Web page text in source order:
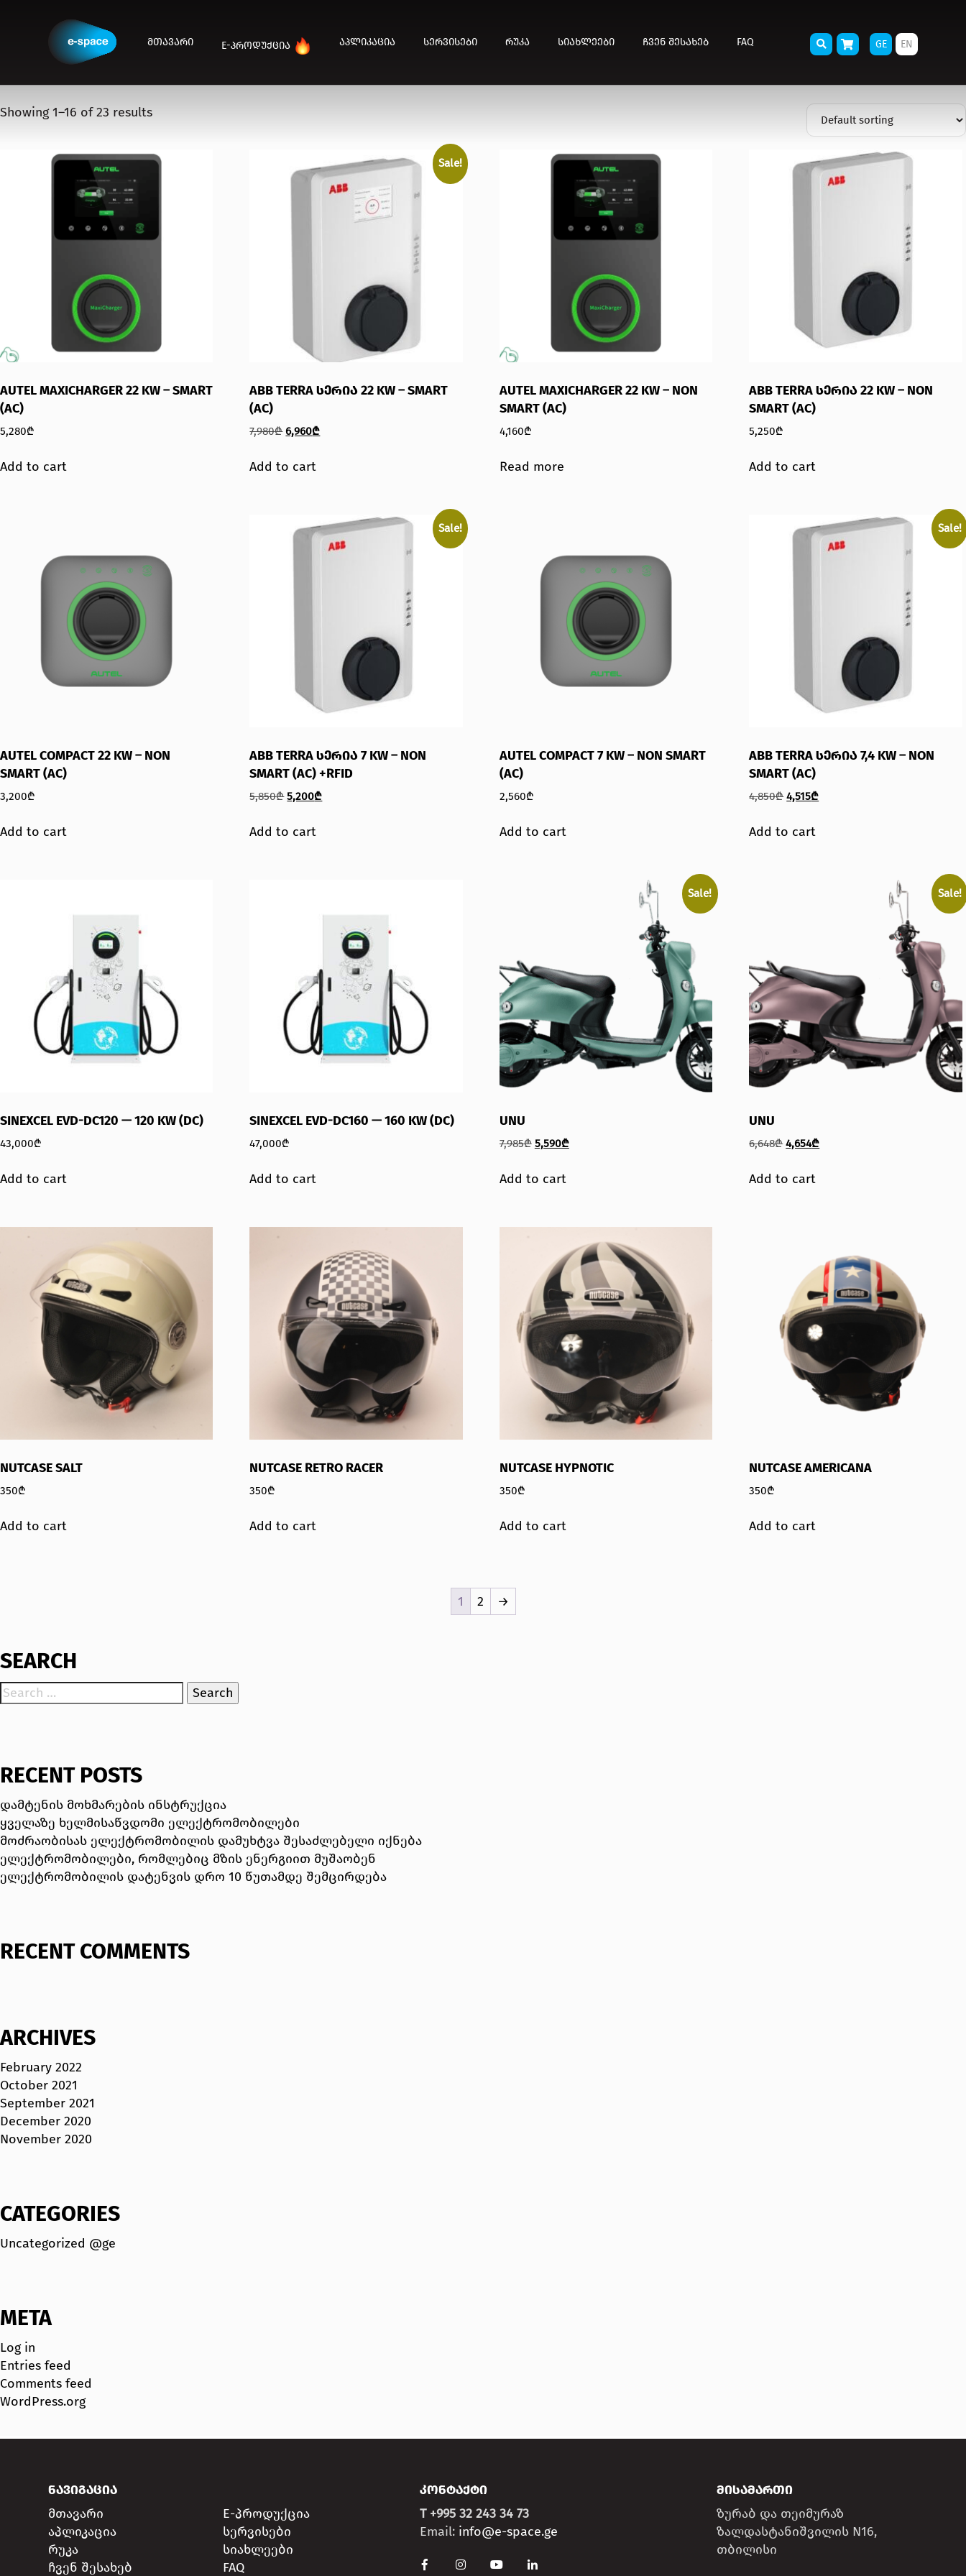
ᲛᲗᲐᲕᲐᲠᲘ E-ᲞᲠᲝᲓᲣᲥᲪᲘᲐ ᲐᲞᲚᲘᲙᲐᲪᲘᲐ ᲡᲔᲠᲕᲘᲡᲔᲑᲘ ᲠᲣᲙᲐ ᲡᲘᲐᲮᲚᲔᲔᲑᲘ ᲩᲕᲔᲜ ᲨᲔᲡᲐᲮᲔᲑ FAQ GE EN
SHOP
Showing 1–16 of 23 results
AUTEL MAXICHARGER 22 KW – SMART
(AC)
5,280₾
Add to cart
Sale!
ABB TERRA ᲡᲔᲠᲘᲐ 22 KW – SMART
(AC)
7,980₾ 6,960₾
Add to cart
AUTEL MAXICHARGER 22 KW – NON
SMART (AC)
4,160₾
Read more
ABB TERRA ᲡᲔᲠᲘᲐ 22 KW – NON
SMART (AC)
5,250₾
Add to cart
AUTEL COMPACT 22 KW – NON
SMART (AC)
3,200₾
Add to cart
Sale!
ABB TERRA ᲡᲔᲠᲘᲐ 7 KW – NON
SMART (AC) +RFID
5,850₾ 5,200₾
Add to cart
AUTEL COMPACT 7 KW – NON SMART
(AC)
2,560₾
Add to cart
Sale!
ABB TERRA ᲡᲔᲠᲘᲐ 7,4 KW – NON
SMART (AC)
4,850₾ 4,515₾
Add to cart
SINEXCEL EVD-DC120 — 120 KW (DC)
43,000₾
Add to cart
SINEXCEL EVD-DC160 — 160 KW (DC)
47,000₾
Add to cart
Sale!
UNU
7,985₾ 5,590₾
Add to cart
Sale!
UNU
6,648₾ 4,654₾
Add to cart
NUTCASE SALT
350₾
Add to cart
NUTCASE RETRO RACER
350₾
Add to cart
NUTCASE HYPNOTIC
350₾
Add to cart
NUTCASE AMERICANA
350₾
Add to cart
1 2 →
SEARCH
RECENT POSTS
დამტენის მოხმარების ინსტრუქცია
ყველაზე ხელმისაწვდომი ელექტრომობილები
მოძრაობისას ელექტრომობილის დამუხტვა შესაძლებელი იქნება
ელექტრომობილები, რომლებიც მზის ენერგიით მუშაობენ
ელექტრომობილის დატენვის დრო 10 წუთამდე შემცირდება
RECENT COMMENTS
ARCHIVES
February 2022
October 2021
September 2021
December 2020
November 2020
CATEGORIES
Uncategorized @ge
META
Log in
Entries feed
Comments feed
WordPress.org
ᲜᲐᲕᲘᲒᲐᲪᲘᲐ
მთავარი
E-პროდუქცია
აპლიკაცია
სერვისები
რუკა
სიახლეები
ჩვენ შესახებ
FAQ
ᲙᲝᲜᲢᲐᲥᲢᲘ
T +995 32 243 34 73
Email: info@e-space.ge
ᲛᲘᲡᲐᲛᲐᲠᲗᲘ
ზურაბ და თეიმურაზ
ზალდასტანიშვილის N16,
თბილისი